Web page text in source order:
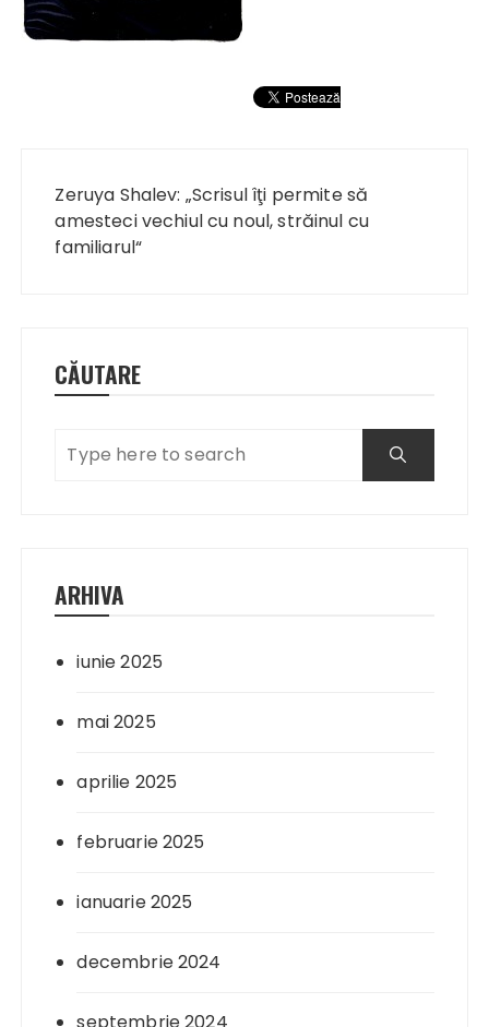
articole
Zeruya Shalev: „Scrisul îţi permite să
amesteci vechiul cu noul, străinul cu
familiarul“
CĂUTARE
ARHIVA
iunie 2025
mai 2025
aprilie 2025
februarie 2025
ianuarie 2025
decembrie 2024
septembrie 2024